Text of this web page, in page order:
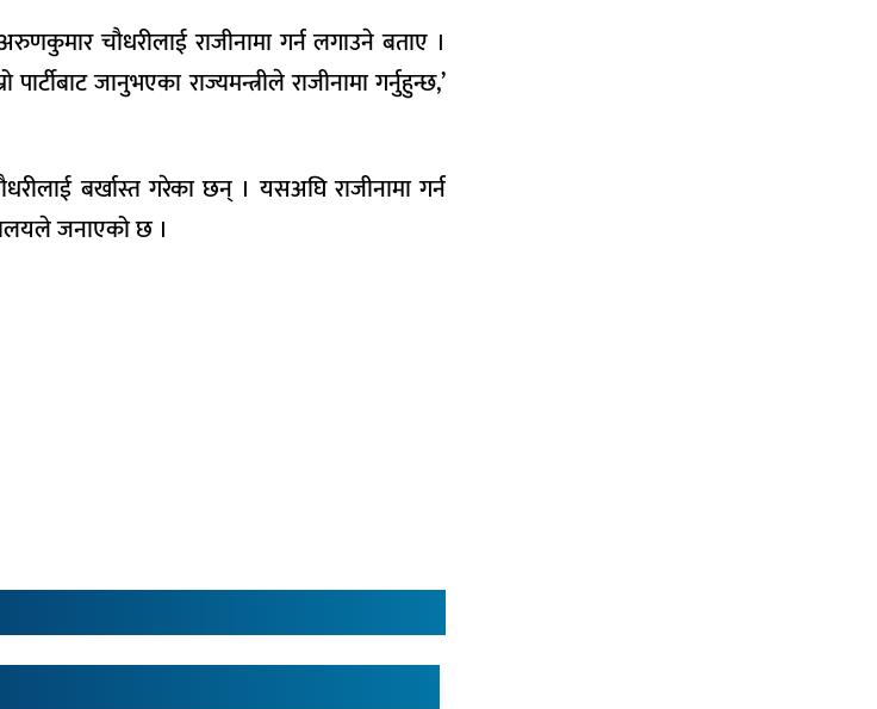
चौधरीलाई राजीनामा गर्न लगाउने बताए ।
जानुभएका राज्यमन्त्रीले राजीनामा गर्नुहुन्छ,’
बर्खास्त गरेका छन् । यसअघि राजीनामा गर्न
जनाएको छ ।